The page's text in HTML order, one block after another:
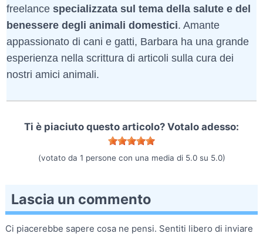
freelance specializzata sul tema della salute e del
benessere degli animali domestici. Amante
appassionato di cani e gatti, Barbara ha una grande
esperienza nella scrittura di articoli sulla cura dei
nostri amici animali.
Ti è piaciuto questo articolo? Votalo adesso:
(votato da 1 persone con una media di 5.0su 5.0)
Lascia un commento
Ci piacerebbe sapere cosa ne pensi. Sentiti libero di inviare